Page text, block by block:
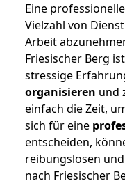
Eine professionelle
Vielzahl von
Arbeit
Friesischer Berg
stressige
organisieren und
einfach die Zeit,
sich für eine
entscheiden,
reibungslosen
nach Friesischer